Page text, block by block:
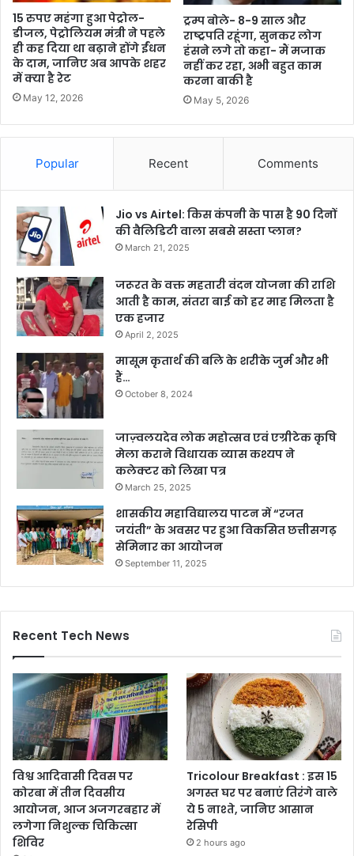
15 रुपए महंगा हुआ पेट्रोल-
डीजल, पेट्रोलियम मंत्री ने पहले
ही कह दिया था बढ़ाने होंगे ईंधन
के दाम, जानिए अब आपके शहर
में क्या है रेट
May 12, 2026
ट्रम्प बोले- 8-9 साल और
राष्ट्रपति रहूंगा, सुनकर लोग
हंसने लगे तो कहा- मैं मजाक
नहीं कर रहा, अभी बहुत काम
करना बाकी है
May 5, 2026
Popular Recent Comments
Jio vs Airtel: किस कंपनी के पास है 90 दिनों
की वैलिडिटी वाला सबसे सस्ता प्लान?
March 21, 2025
जरूरत के वक्त महतारी वंदन योजना की राशि
आती है काम, संतरा बाई को हर माह मिलता है
एक हजार
April 2, 2025
मासूम कृतार्थ की बलि के शरीके जुर्म और भी
हैं…
October 8, 2024
जाज़्वलयदेव लोक महोत्सव एवं एग्रीटेक कृषि
मेला कराने विधायक व्यास कश्यप ने
कलेक्टर को लिखा पत्र
March 25, 2025
शासकीय महाविद्यालय पाटन में “रजत
जयंती” के अवसर पर हुआ विकसित छत्तीसगढ़
सेमिनार का आयोजन
September 11, 2025
Recent Tech News
विश्व आदिवासी दिवस पर
कोरबा में तीन दिवसीय
आयोजन, आज अजगरबहार में
लगेगा निशुल्क चिकित्सा
शिविर
Tricolour Breakfast : इस 15
अगस्त घर पर बनाएं तिरंगे वाले
ये 5 नाश्ते, जानिए आसान
रेसिपी
2 hours ago